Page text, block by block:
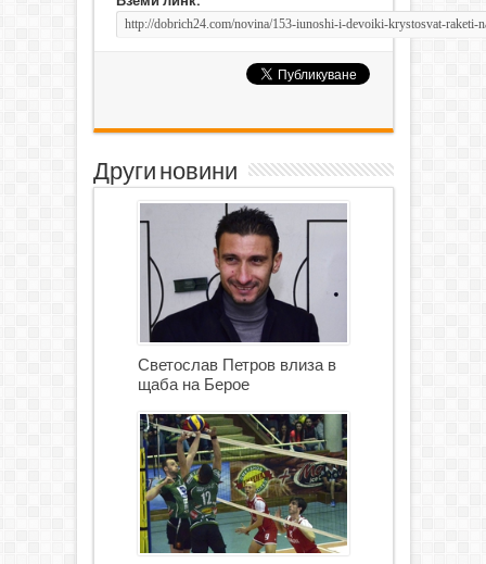
Други новини
Светослав Петров влиза в
щаба на Берое